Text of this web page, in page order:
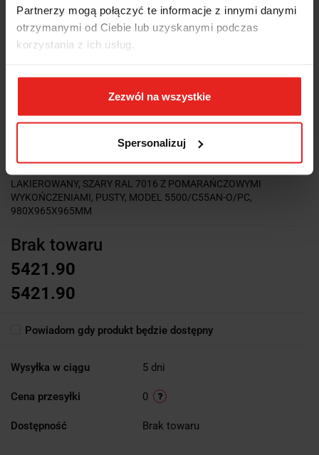
Partnerzy mogą połączyć te informacje z innymi danymi
otrzymanymi od Ciebie lub uzyskanymi podczas
korzystania z ich usług.
Zezwól na wszystkie
Spersonalizuj
O/PC
LAKIEROWANY, SZARY RAL 7016 Z POMARAŃCZOWYMI
WYKOŃCZENIAMI, PUSTY, MODEL 5500/C55AN-O/PC,
980X965X965MM
Brak towaru
5421.90
5421.90
Powiadom gdy produkt będzie dostępny
Wysyłka w ciągu 5 dni
Cena przesyłki 0
Dostępność Brak towaru